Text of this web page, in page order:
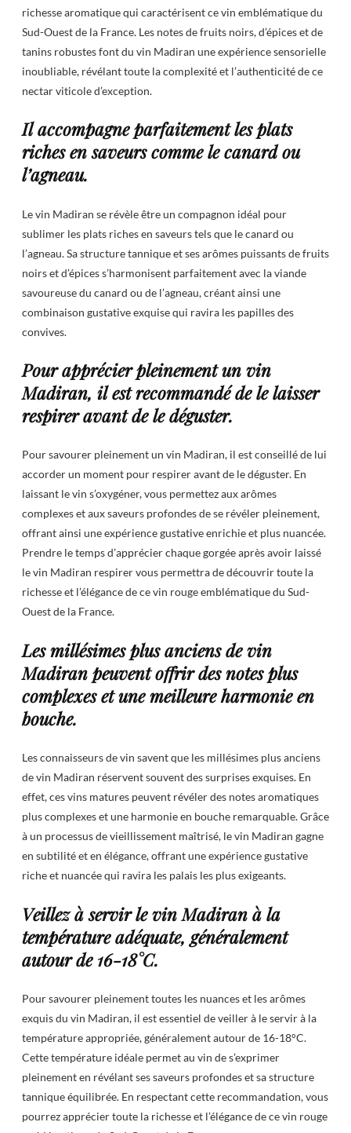
richesse aromatique qui caractérisent ce vin emblématique du
Sud-Ouest de la France. Les notes de fruits noirs, d’épices et de
tanins robustes font du vin Madiran une expérience sensorielle
inoubliable, révélant toute la complexité et l’authenticité de ce
nectar viticole d’exception.
Il accompagne parfaitement les plats
riches en saveurs comme le canard ou
l’agneau.
Le vin Madiran se révèle être un compagnon idéal pour
sublimer les plats riches en saveurs tels que le canard ou
l’agneau. Sa structure tannique et ses arômes puissants de fruits
noirs et d’épices s’harmonisent parfaitement avec la viande
savoureuse du canard ou de l’agneau, créant ainsi une
combinaison gustative exquise qui ravira les papilles des
convives.
Pour apprécier pleinement un vin
Madiran, il est recommandé de le laisser
respirer avant de le déguster.
Pour savourer pleinement un vin Madiran, il est conseillé de lui
accorder un moment pour respirer avant de le déguster. En
laissant le vin s’oxygéner, vous permettez aux arômes
complexes et aux saveurs profondes de se révéler pleinement,
offrant ainsi une expérience gustative enrichie et plus nuancée.
Prendre le temps d’apprécier chaque gorgée après avoir laissé
le vin Madiran respirer vous permettra de découvrir toute la
richesse et l’élégance de ce vin rouge emblématique du Sud-
Ouest de la France.
Les millésimes plus anciens de vin
Madiran peuvent offrir des notes plus
complexes et une meilleure harmonie en
bouche.
Les connaisseurs de vin savent que les millésimes plus anciens
de vin Madiran réservent souvent des surprises exquises. En
effet, ces vins matures peuvent révéler des notes aromatiques
plus complexes et une harmonie en bouche remarquable. Grâce
à un processus de vieillissement maîtrisé, le vin Madiran gagne
en subtilité et en élégance, offrant une expérience gustative
riche et nuancée qui ravira les palais les plus exigeants.
Veillez à servir le vin Madiran à la
température adéquate, généralement
autour de 16-18°C.
Pour savourer pleinement toutes les nuances et les arômes
exquis du vin Madiran, il est essentiel de veiller à le servir à la
température appropriée, généralement autour de 16-18°C.
Cette température idéale permet au vin de s’exprimer
pleinement en révélant ses saveurs profondes et sa structure
tannique équilibrée. En respectant cette recommandation, vous
pourrez apprécier toute la richesse et l’élégance de ce vin rouge